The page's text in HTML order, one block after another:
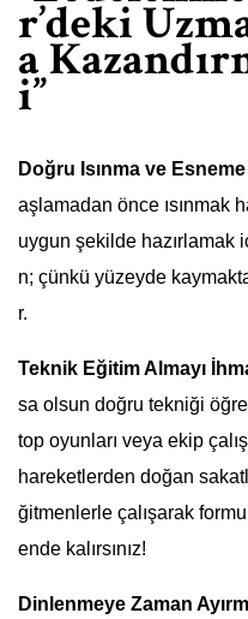
r’deki
a
i”
Doğru Isınma ve
aşlamadan önce ısınmak
uygun şekilde hazırlamak
n; çünkü yüzeyde
r.
Teknik Eğitim Almayı
sa olsun doğru tekniği
top oyunları veya ekip
hareketlerden doğan
ğitmenlerle çalışarak
ende kalırsınız!
Dinlenmeye Zaman